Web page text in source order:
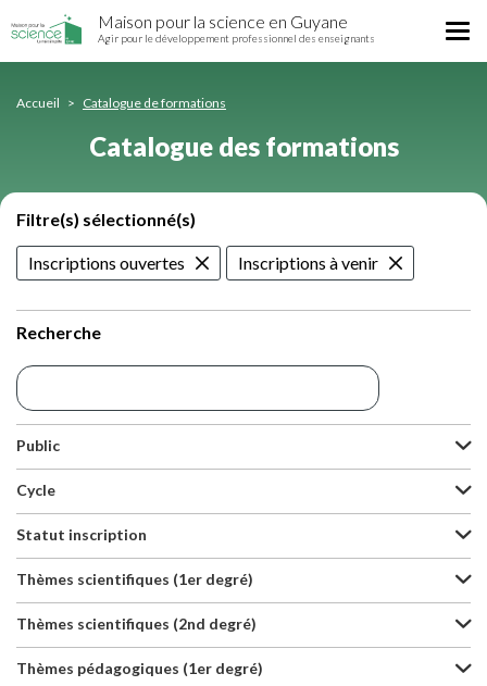
Catalogue
des
au
Maison pour la science en Guyane
Agir pour le développement professionnel des enseignants
Accueil Catalogue de formations
Catalogue des formations
Filtre(s) sélectionné(s)
Inscriptions ouvertes Inscriptions à venir
Recherche
Public
Cycle
Statut inscription
Thèmes scientifiques (1er degré)
Thèmes scientifiques (2nd degré)
Thèmes pédagogiques (1er degré)